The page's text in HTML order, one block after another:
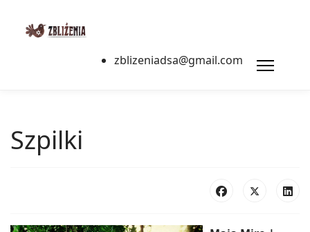
zblizeniadsa@gmail.com
Szpilki